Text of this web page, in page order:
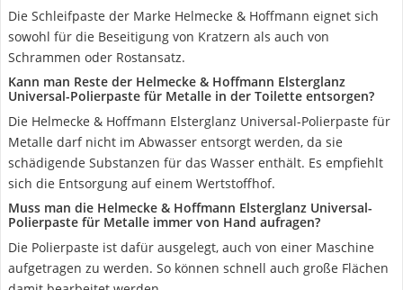
Die Schleifpaste der Marke Helmecke & Hoffmann eignet sich
sowohl für die Beseitigung von Kratzern als auch von
Schrammen oder Rostansatz.
Kann man Reste der Helmecke & Hoffmann Elsterglanz
Universal-Polierpaste für Metalle in der Toilette entsorgen?
Die Helmecke & Hoffmann Elsterglanz Universal-Polierpaste für
Metalle darf nicht im Abwasser entsorgt werden, da sie
schädigende Substanzen für das Wasser enthält. Es empfiehlt
sich die Entsorgung auf einem Wertstoffhof.
Muss man die Helmecke & Hoffmann Elsterglanz Universal-
Polierpaste für Metalle immer von Hand aufragen?
Die Polierpaste ist dafür ausgelegt, auch von einer Maschine
aufgetragen zu werden. So können schnell auch große Flächen